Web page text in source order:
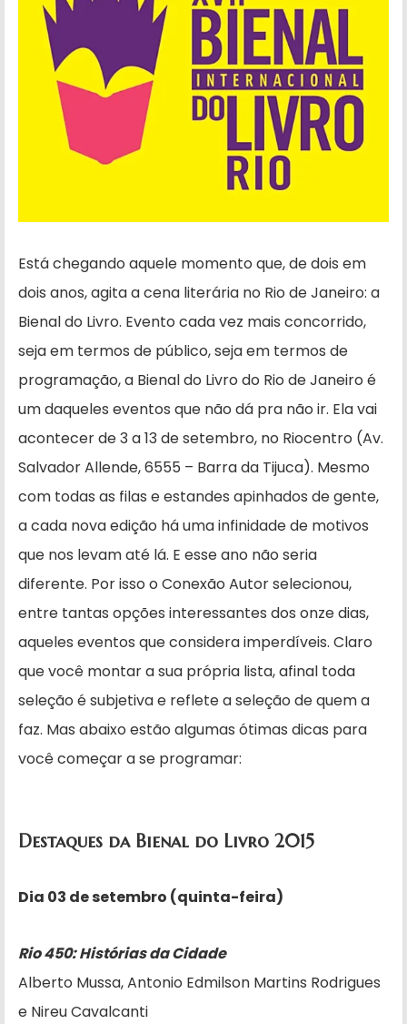
Está chegando aquele momento que, de dois em
dois anos, agita a cena literária no Rio de Janeiro: a
Bienal do Livro. Evento cada vez mais concorrido,
seja em termos de público, seja em termos de
programação, a Bienal do Livro do Rio de Janeiro é
um daqueles eventos que não dá pra não ir. Ela vai
acontecer de 3 a 13 de setembro, no Riocentro (Av.
Salvador Allende, 6555 – Barra da Tijuca). Mesmo
com todas as filas e estandes apinhados de gente,
a cada nova edição há uma infinidade de motivos
que nos levam até lá. E esse ano não seria
diferente. Por isso o Conexão Autor selecionou,
entre tantas opções interessantes dos onze dias,
aqueles eventos que considera imperdíveis. Claro
que você montar a sua própria lista, afinal toda
seleção é subjetiva e reflete a seleção de quem a
faz. Mas abaixo estão algumas ótimas dicas para
você começar a se programar:
Destaques da Bienal do Livro 2015
Dia 03 de setembro (quinta-feira)
Rio 450: Histórias da Cidade
Alberto Mussa, Antonio Edmilson Martins Rodrigues
e Nireu Cavalcanti